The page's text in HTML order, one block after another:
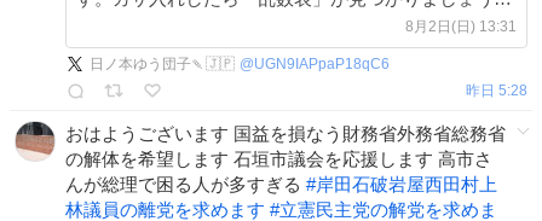
8月2日(日) 13:31
日ノ本ゆう団子🍡🇯🇵 @UGN9IAPpaP18qC6
昨日 5:28
おはようございます 国益を損なう財務省外務省総務省
の解体を希望します 石垣市議会を応援します 高市さ
んが総理で困る人が多すぎる #岸田石破岩屋西田村上
林議員の離党を求めます #立憲民主党の解党を求めま